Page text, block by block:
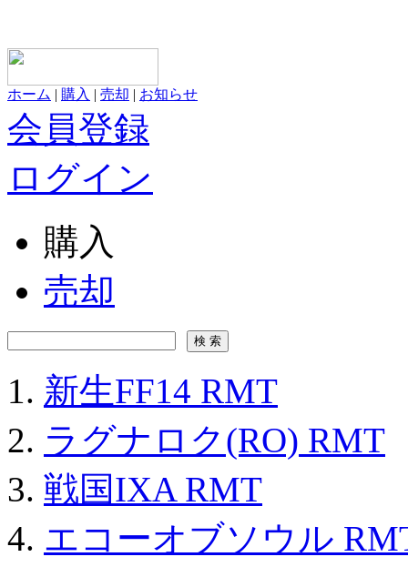
ホーム | 購入 | 売却 | お知らせ
会員登録
ログイン
購入
売却
新生FF14 RMT
ラグナロク(RO) RMT
戦国IXA RMT
エコーオブソウル